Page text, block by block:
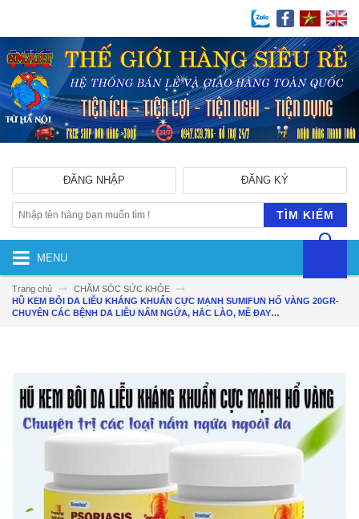
ĐĂNG KÝ
ĐĂNG NHẬP
TÌM KIẾM
MENU
Trang chủ
CHĂM SÓC SỨC KHỎE
HŨ KEM BÔI DA LIỄU KHÁNG KHUẨN CỰC MẠNH SUMIFUN HỔ VÀNG 20GR-
CHUYÊN CÁC BỆNH DA LIỄU NẤM NGỨA, HẮC LÀO, MỀ ĐAY…